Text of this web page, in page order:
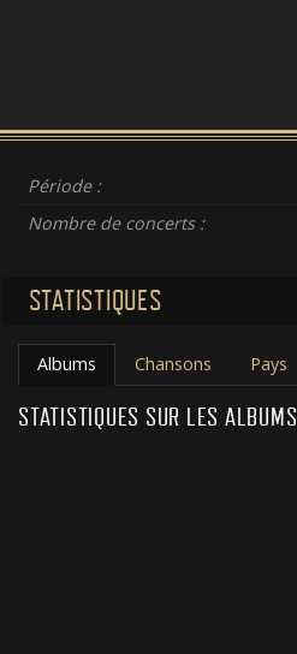
Période :
Nombre de concerts :
STATISTIQUES
Albums Chansons Pays
STATISTIQUES SUR LES ALBUMS